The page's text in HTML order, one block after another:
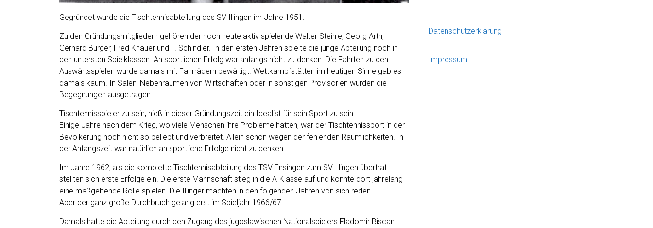
Gegründet wurde die Tischtennisabteilung des SV Illingen im Jahre 1951.
Zu den Gründungsmitgliedern gehören der noch heute aktiv spielende Walter Steinle, Georg Arth,
Gerhard Burger, Fred Knauer und F. Schindler. In den ersten Jahren spielte die junge Abteilung noch in
den untersten Spielklassen. An sportlichen Erfolg war anfangs nicht zu denken. Die Fahrten zu den
Auswärtsspielen wurde damals mit Fahrrädern bewältigt. Wettkampfstätten im heutigen Sinne gab es
damals kaum. In Sälen, Nebenräumen von Wirtschaften oder in sonstigen Provisorien wurden die
Begegnungen ausgetragen.
Tischtennisspieler zu sein, hieß in dieser Gründungszeit ein Idealist für sein Sport zu sein.
Einige Jahre nach dem Krieg, wo viele Menschen ihre Probleme hatten, war der Tischtennissport in der
Bevölkerung noch nicht so beliebt und verbreitet. Allein schon wegen der fehlenden Räumlichkeiten. In
der Anfangszeit war natürlich an sportliche Erfolge nicht zu denken.
Im Jahre 1962, als die komplette Tischtennisabteilung des TSV Ensingen zum SV Illingen übertrat
stellten sich erste Erfolge ein. Die erste Mannschaft stieg in die A-Klasse auf und konnte dort jahrelang
eine maßgebende Rolle spielen. Die Illinger machten in den folgenden Jahren von sich reden.
Aber der ganz große Durchbruch gelang erst im Spieljahr 1966/67.
Damals hatte die Abteilung durch den Zugang des jugoslawischen Nationalspielers Fladomir Biscan
Datenschutzerklärung
Impressum